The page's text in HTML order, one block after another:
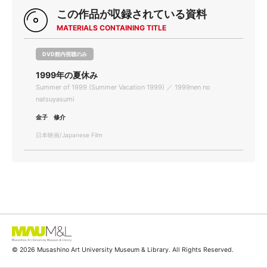
この作品が収録されている資料
MATERIALS CONTAINING TITLE
DVD館内視聴のみ
1999年の夏休み
Summer of 1999 (Summer Vacation 1999) ／ 1999nen no
natsuyasumi
金子 修介
日本映画/Japanese Film
© 2026 Musashino Art University Museum & Library. All Rights Reserved.